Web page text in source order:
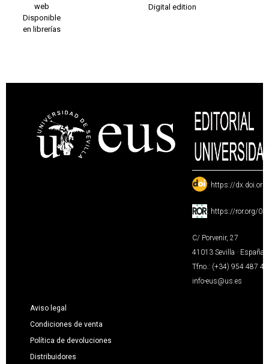
web
Disponible
en librerías
Digital edition
: https://
: https://ror.org/
C/ Porvenir, 27
41013 Sevilla · España
Tfno.: (+34) 954 487
info-eus@us.es
Aviso legal
Condiciones de venta
Política de devoluciones
Distribuidores